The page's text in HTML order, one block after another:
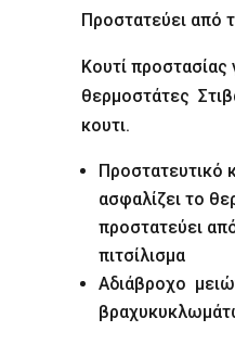
Προστατεύει από
Κουτί προστασίας
θερμοστάτες
κουτι.
Προστατευτικό
ασφαλίζει το
προστατεύει
πιτσίλισμα
Αδιάβροχο